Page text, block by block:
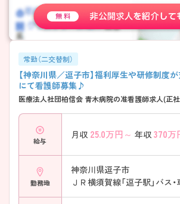
常勤（二交替制）
【神奈川県／逗子市】福利厚生や研修制度
にて看護師募集♪
医療法人社団柏信会 青木病院の准看護師求人(正
給与
月収 25.0万円～ 年収 370万
勤務地
神奈川県逗子市
ＪＲ横須賀線「逗子駅」バス